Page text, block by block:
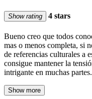
Show rating 4 stars
Bueno creo que todos
mas o menos completa, si
de referencias culturales a
consigue mantener la
intrigante en muchas
Show more